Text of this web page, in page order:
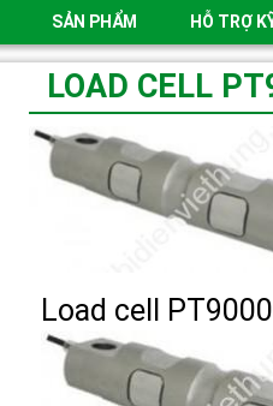
SẢN PHẨM HỖ TRỢ
LOAD CELL
Load cell